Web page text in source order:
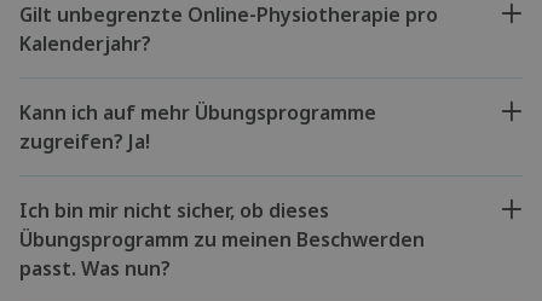
Gilt unbegrenzte Online-Physiotherapie pro
Kalenderjahr?
Kann ich auf mehr Übungsprogramme
zugreifen? Ja!
Ich bin mir nicht sicher, ob dieses
Übungsprogramm zu meinen Beschwerden
passt. Was nun?